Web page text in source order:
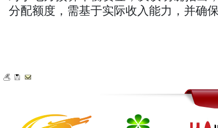
分配额度，需基于实际收入能力，并确